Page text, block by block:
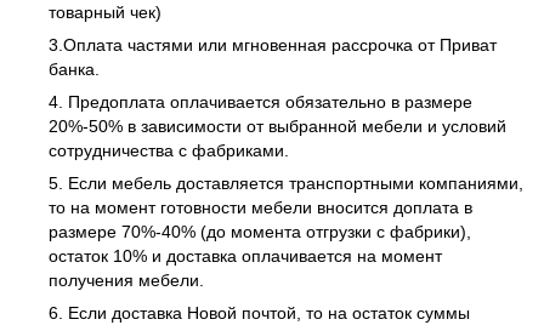
товарный чек)
3.Оплата частями или мгновенная рассрочка от Приват
банка.
4. Предоплата оплачивается обязательно в размере
20%-50% в зависимости от выбранной мебели и условий
сотрудничества с фабриками.
5. Если мебель доставляется транспортными компаниями,
то на момент готовности мебели вносится доплата в
размере 70%-40% (до момента отгрузки с фабрики),
остаток 10% и доставка оплачивается на момент
получения мебели.
6. Если доставка Новой почтой, то на остаток суммы